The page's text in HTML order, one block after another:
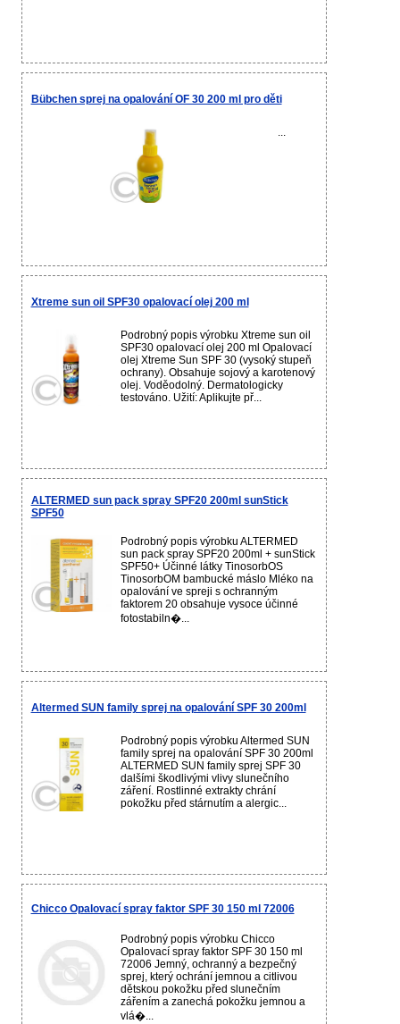
Bübchen sprej na opalování OF 30 200 ml pro děti
...
Xtreme sun oil SPF30 opalovací olej 200 ml
Podrobný popis výrobku Xtreme sun oil
SPF30 opalovací olej 200 ml Opalovací
olej Xtreme Sun SPF 30 (vysoký stupeň
ochrany). Obsahuje sojový a karotenový
olej. Voděodolný. Dermatologicky
testováno. Užití: Aplikujte př...
ALTERMED sun pack spray SPF20 200ml sunStick
SPF50
Podrobný popis výrobku ALTERMED
sun pack spray SPF20 200ml + sunStick
SPF50+ Účinné látky TinosorbOS
TinosorbOM bambucké máslo Mléko na
opalování ve spreji s ochranným
faktorem 20 obsahuje vysoce účinné
fotostabiln�...
Altermed SUN family sprej na opalování SPF 30 200ml
Podrobný popis výrobku Altermed SUN
family sprej na opalování SPF 30 200ml
ALTERMED SUN family sprej SPF 30
dalšími škodlivými vlivy slunečního
záření. Rostlinné extrakty chrání
pokožku před stárnutím a alergic...
Chicco Opalovací spray faktor SPF 30 150 ml 72006
Podrobný popis výrobku Chicco
Opalovací spray faktor SPF 30 150 ml
72006 Jemný, ochranný a bezpečný
sprej, který ochrání jemnou a citlivou
dětskou pokožku před slunečním
zářením a zanechá pokožku jemnou a
vlá�...